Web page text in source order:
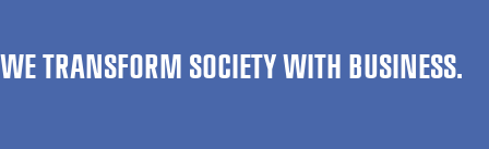
WE TRANSFORM SOCIETY WITH BUSINESS.